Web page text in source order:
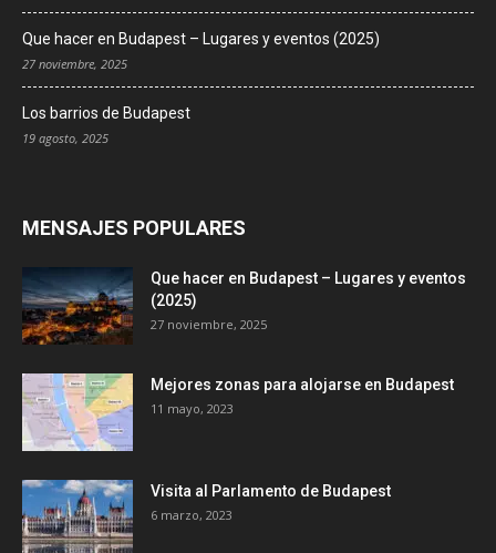
Que hacer en Budapest – Lugares y eventos (2025)
27 noviembre, 2025
Los barrios de Budapest
19 agosto, 2025
MENSAJES POPULARES
Que hacer en Budapest – Lugares y eventos
(2025)
27 noviembre, 2025
Mejores zonas para alojarse en Budapest
11 mayo, 2023
Visita al Parlamento de Budapest
6 marzo, 2023